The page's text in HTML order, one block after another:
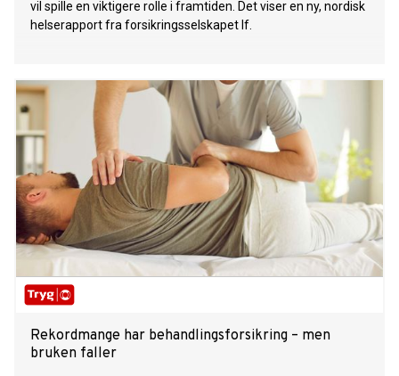
vil spille en viktigere rolle i framtiden. Det viser en ny, nordisk
helserapport fra forsikringsselskapet If.
Rekordmange har behandlingsforsikring – men
bruken faller